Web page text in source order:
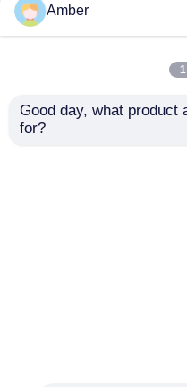
空気浄化およびPVCア
プリケーションのため
Amber
Good day, what product
for?